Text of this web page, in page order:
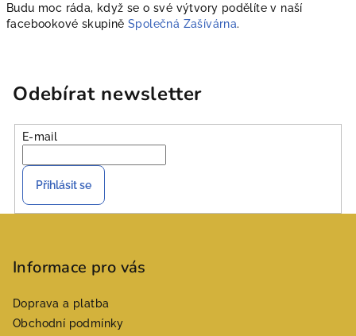
Budu moc ráda, když se o své výtvory podělíte v naší
facebookové skupině Společná Zašívárna.
Odebírat newsletter
E-mail
Přihlásit se
Informace pro vás
Doprava a platba
Obchodní podmínky